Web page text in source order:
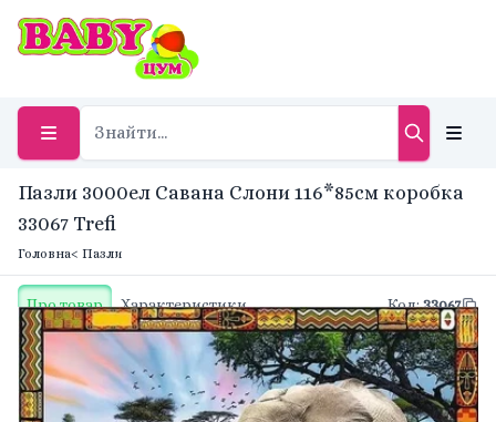
Пазли 3000ел Савана Слони 116*85см коробка
33067 Trefi
Головна< Пазли
Про товар Характеристики Код:33067